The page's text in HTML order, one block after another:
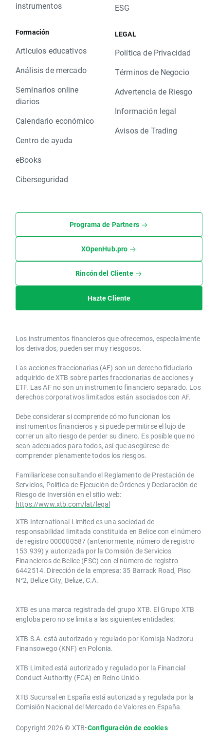
instrumentos
Formación
Artículos educativos
Análisis de mercado
Seminarios online
diarios
Calendario económico
Centro de ayuda
eBooks
Ciberseguridad
ESG
LEGAL
Política de Privacidad
Términos de Negocio
Advertencia de Riesgo
Información legal
Avisos de Trading
Programa de Partners
XOpenHub.pro
Rincón del Cliente
Hazte Cliente
Los instrumentos financieros que ofrecemos, especialmente
los derivados, pueden ser muy riesgosos.
Las acciones fraccionarias (AF) son un derecho fiduciario
adquirido de XTB sobre partes fraccionarias de acciones y
ETF. Las AF no son un instrumento financiero separado. Los
derechos corporativos limitados están asociados con AF.
Debe considerar si comprende cómo funcionan los
instrumentos financieros y si puede permitirse el lujo de
correr un alto riesgo de perder su dinero. Es posible que no
sean adecuados para todos, así que asegúrese de
comprender plenamente todos los riesgos.
Familiarícese consultando el Reglamento de Prestación de
Servicios, Política de Ejecución de Órdenes y Declaración de
Riesgo de Inversión en el sitio web:
https://www.xtb.com/lat/legal
XTB International Limited es una sociedad de
responsabilidad limitada constituida en Belice con el número
de registro 000000587 (anteriormente, número de registro
153.939) y autorizada por la Comisión de Servicios
Financieros de Belice (FSC) con el número de registro
6442514. Dirección de la empresa: 35 Barrack Road, Piso
N°2, Belize City, Belize, C.A.
​​XTB es una marca registrada del grupo XTB. El Grupo XTB
engloba pero no se limita a las siguientes entidades:
XTB S.A.​ está autorizado y regulado por Komisja Nadzoru
Finansowego (KNF) ​en Polonia.
XTB Limited ​está autorizado y regulado por la ​Financial
Conduct Authority ​(FCA) en ​​Reino Unido.
XTB Sucursal en España está autorizada y regulada por la
Comisión Nacional del Mercado de Valores en España.
Copyright 2026 © XTB•Configuración de cookies